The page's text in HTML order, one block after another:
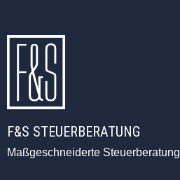
F&S STEUERBERATUNG
Maßgeschneiderte Steuerberatung